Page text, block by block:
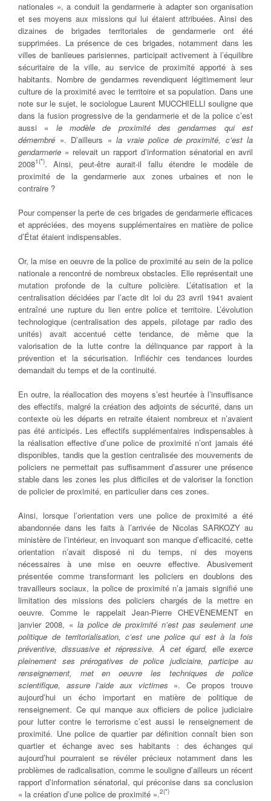
nationales », a conduit la gendarmerie à adapter son organisation
et ses moyens aux missions qui lui étaient attribuées. Ainsi des
dizaines de brigades territoriales de gendarmerie ont été
supprimées. La présence de ces brigades, notamment dans les
villes de banlieues parisiennes, participait activement à l’équilibre
sécuritaire de la ville, au service de proximité apporté à ses
habitants. Nombre de gendarmes revendiquent légitimement leur
culture de la proximité avec le territoire et sa population. Dans une
note sur le sujet, le sociologue Laurent MUCCHIELLI souligne que
dans la fusion progressive de la gendarmerie et de la police c’est
aussi « le modèle de proximité des gendarmes qui est
démembré ». D’ailleurs « la vraie police de proximité, c’est la
gendarmerie » relevait un rapport d’information sénatorial en avril
20081(*). Ainsi, peut-être aurait-il fallu étendre le modèle de
proximité de la gendarmerie aux zones urbaines et non le
contraire ?
Pour compenser la perte de ces brigades de gendarmerie efficaces
et appréciées, des moyens supplémentaires en matière de police
d’État étaient indispensables.
Or, la mise en oeuvre de la police de proximité au sein de la police
nationale a rencontré de nombreux obstacles. Elle représentait une
mutation profonde de la culture policière. L’étatisation et la
centralisation décidées par l’acte dit loi du 23 avril 1941 avaient
entraîné une rupture du lien entre police et territoire. L’évolution
technologique (centralisation des appels, pilotage par radio des
unités) avait accentué cette tendance, de même que la
valorisation de la lutte contre la délinquance par rapport à la
prévention et la sécurisation. Infléchir ces tendances lourdes
demandait du temps et de la continuité.
En outre, la réallocation des moyens s’est heurtée à l’insuffisance
des effectifs, malgré la création des adjoints de sécurité, dans un
contexte où les départs en retraite étaient nombreux et n’avaient
pas été anticipés. Les effectifs supplémentaires indispensables à
la réalisation effective d’une police de proximité n’ont jamais été
disponibles, tandis que la gestion centralisée des mouvements de
policiers ne permettait pas suffisamment d’assurer une présence
stable dans les zones les plus difficiles et de valoriser la fonction
de policier de proximité, en particulier dans ces zones.
Ainsi, lorsque l’orientation vers une police de proximité a été
abandonnée dans les faits à l’arrivée de Nicolas SARKOZY au
ministère de l’intérieur, en invoquant son manque d’efficacité, cette
orientation n’avait disposé ni du temps, ni des moyens
nécessaires à une mise en oeuvre effective. Abusivement
présentée comme transformant les policiers en doublons des
travailleurs sociaux, la police de proximité n’a jamais signifié une
limitation des missions des policiers chargés de la mettre en
oeuvre. Comme le rappelait Jean-Pierre CHEVÈNEMENT en
janvier 2008, « la police de proximité n’est pas seulement une
politique de territorialisation, c’est une police qui est à la fois
préventive, dissuasive et répressive. À cet égard, elle exerce
pleinement ses prérogatives de police judiciaire, participe au
renseignement, met en oeuvre les techniques de police
scientifique, assure l’aide aux victimes ». Ce propos trouve
aujourd’hui un écho important en matière de politique de
renseignement. Ce qui manque aux officiers de police judiciaire
pour lutter contre le terrorisme c’est aussi le renseignement de
proximité. Une police de quartier par définition connaît bien son
quartier et échange avec ses habitants : des échanges qui
aujourd’hui pourraient se révéler précieux notamment dans les
problèmes de radicalisation, comme le souligne d’ailleurs un récent
rapport d’information sénatorial, qui préconise dans sa conclusion
« la création d’une police de proximité ».2(*)